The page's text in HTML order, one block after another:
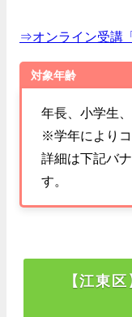
⇒オンライン受講
対象年齢
年長、小学生
※学年によりコ
詳細は下記バ
す。
【江東